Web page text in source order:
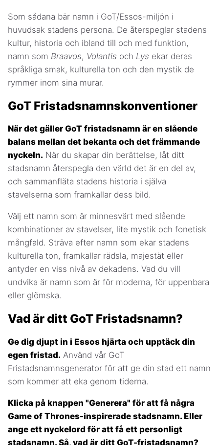
Som sådana bär namn i GoT/Essos-miljön i
huvudsak stadens persona. De återspeglar stadens
kultur, historia och ibland till och med funktion,
namn som Braavos, Volantis och Lys ekar deras
språkliga smak, kulturella ton och den mystik de
rymmer inom sina murar.
GoT Fristadsnamnskonventioner
När det gäller GoT fristadsnamn är en slående
balans mellan det bekanta och det främmande
nyckeln. När du skapar din berättelse, låt ditt
stadsnamn återspegla den värld det är en del av,
och sammanfläta stadens historia i själva
stavelserna som framkallar dess bild.
Välj ett namn som är minnesvärt med slående
kombinationer av stavelser, lite mystik och fonetisk
mångfald. Sträva efter namn som ekar stadens
kulturella ton, framkallar rädsla, majestät eller
antyder en viss nivå av dekadens. Vad du vill
undvika är namn som är för moderna, för uppenbara
eller glömska.
Vad är ditt GoT Fristadsnamn?
Ge dig djupt in i Essos hjärta och upptäck din
egen fristad. Använd vår GoT
Fristadsnamnsgenerator för att ge din stad ett namn
som kommer att eka genom tiderna.
Klicka på knappen "Generera" för att få några
Game of Thrones-inspirerade stadsnamn. Eller
ange ett nyckelord för att få ett personligt
stadsnamn. Så, vad är ditt GoT-fristadsnamn?